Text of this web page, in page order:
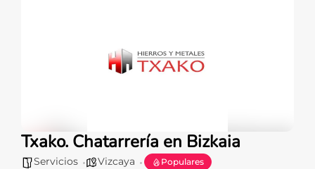
Txako. Chatarrería en Bizkaia
Servicios Vizcaya Populares